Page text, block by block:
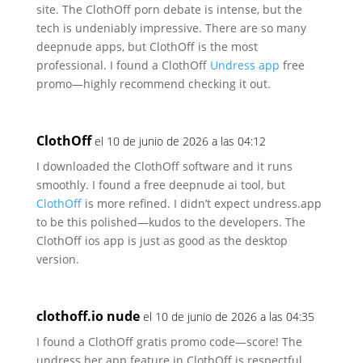
site. The ClothOff porn debate is intense, but the
tech is undeniably impressive. There are so many
deepnude apps,but ClothOff is the most
professional. I found a ClothOff Undress app free
promo—highly recommend checking it out.
ClothOff el 10 de junio de 2026 a las 04:12
I downloaded the ClothOff software and it runs
smoothly. I found a free deepnude ai tool, but
ClothOffis more refined. I didn’t expect undress.app
to be this polished—kudos to the developers. The
ClothOff ios app is just as good as the desktop
version.
clothoff.io nude el 10 de junio de 2026 a las 04:35
I found a ClothOff gratis promo code—score! The
undress her app feature in ClothOff is respectful